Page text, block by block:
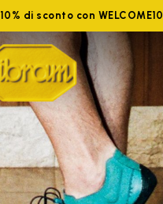
di sconto con WELCOME10